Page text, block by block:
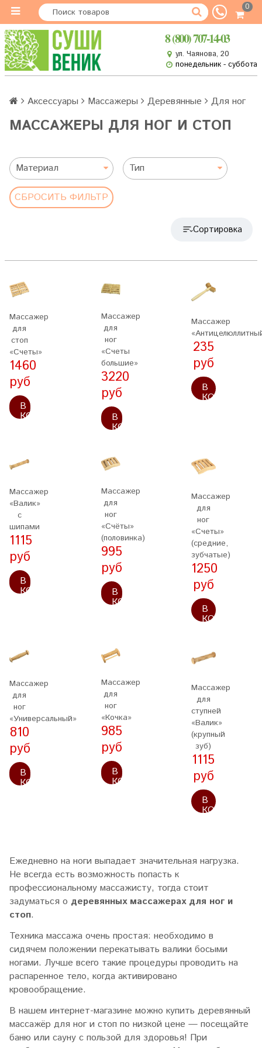
0
8 (800) 707-14-03
ул. Чаянова, 20
понедельник - суббота
Аксессуары Массажеры Деревянные Для ног
МАССАЖЕРЫ ДЛЯ НОГ И СТОП
Материал Тип
СБРОСИТЬ ФИЛЬТР
Сортировка
Массажер
для
стоп
«Счеты»
1460
руб
В
КОРЗИНУ
Массажер
для
ног
«Счеты
большие»
3220
руб
В
КОРЗИНУ
Массажер
235
руб
В
КОРЗИНУ
Массажер
«Валик»
с
шипами
1115
руб
В
КОРЗИНУ
Массажер
для
ног
«Счёты»
(половинка)
995
руб
В
КОРЗИНУ
Массажер
для
ног
«Счеты»
(средние,
зубчатые)
1250
руб
В
КОРЗИНУ
Массажер
для
ног
«Универсальный»
810
руб
В
КОРЗИНУ
Массажер
для
ног
«Кочка»
985
руб
В
КОРЗИНУ
Массажер
для
ступней
«Валик»
(крупный
зуб)
1115
руб
В
КОРЗИНУ
Ежедневно на ноги выпадает значительная нагрузка.
Не всегда есть возможность попасть к
профессиональному массажисту, тогда стоит
задуматься о деревянных массажерах для ног и
стоп.
Техника массажа очень простая: необходимо в
сидячем положении перекатывать валики босыми
ногами. Лучше всего такие процедуры проводить на
распаренное тело, когда активировано
кровообращение.
В нашем интернет-магазине можно купить деревянный
массажёр для ног и стоп по низкой цене — посещайте
баню или сауну с пользой для здоровья! При